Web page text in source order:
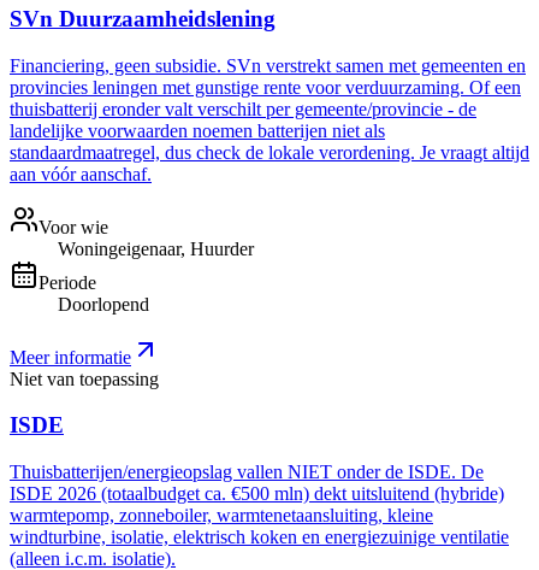
SVn Duurzaamheidslening
Financiering, geen subsidie. SVn verstrekt samen met gemeenten en
provincies leningen met gunstige rente voor verduurzaming. Of een
thuisbatterij eronder valt verschilt per gemeente/provincie - de
landelijke voorwaarden noemen batterijen niet als
standaardmaatregel, dus check de lokale verordening. Je vraagt altijd
aan vóór aanschaf.
Voor wie
Woningeigenaar, Huurder
Periode
Doorlopend
Meer informatie
Niet van toepassing
ISDE
Thuisbatterijen/energieopslag vallen NIET onder de ISDE. De
ISDE 2026 (totaalbudget ca. €500 mln) dekt uitsluitend (hybride)
warmtepomp, zonneboiler, warmtenetaansluiting, kleine
windturbine, isolatie, elektrisch koken en energiezuinige ventilatie
(alleen i.c.m. isolatie).